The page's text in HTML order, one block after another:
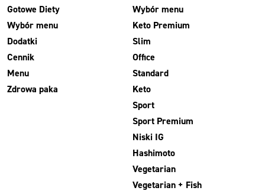
Gotowe Diety
Wybór menu
Dodatki
Cennik
Menu
Zdrowa paka
Wybór menu
Keto Premium
Slim
Office
Standard
Keto
Sport
Sport Premium
Niski IG
Hashimoto
Vegetarian
Vegetarian + Fish